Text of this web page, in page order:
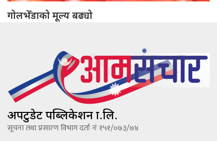
गोलभेँडाको मूल्य बढ्यो
अपटुडेट पब्लिकेशन प्रा.लि.
सूचना तथा प्रसारण विभाग दर्ता नंः १५१/०७३/७४